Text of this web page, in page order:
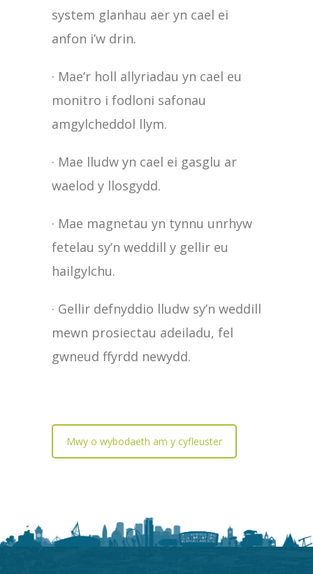
system glanhau aer yn cael ei
anfon i’w drin.
· Mae’r holl allyriadau yn cael eu
monitro i fodloni safonau
amgylcheddol llym.
· Mae lludw yn cael ei gasglu ar
waelod y llosgydd.
· Mae magnetau yn tynnu unrhyw
fetelau sy’n weddill y gellir eu
hailgylchu.
· Gellir defnyddio lludw sy’n weddill
mewn prosiectau adeiladu, fel
gwneud ffyrdd newydd.
Mwy o wybodaeth am y cyfleuster